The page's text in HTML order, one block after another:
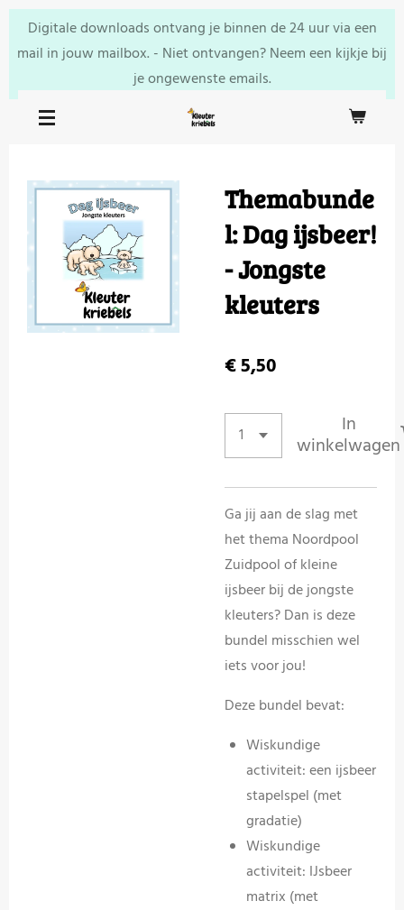
direct
de
hoofdinhoud
Digitale downloads ontvang je binnen de 24 uur via een
mail in jouw mailbox. - Niet ontvangen? Neem een kijkje bij
je ongewenste emails.
Themabunde
l: Dag ijsbeer!
- Jongste
kleuters
€ 5,50
In
winkelwagen
Ga jij aan de slag met
het thema Noordpool
Zuidpool of kleine
ijsbeer bij de jongste
kleuters? Dan is deze
bundel misschien wel
iets voor jou!
Deze bundel bevat:
Wiskundige
activiteit: een ijsbeer
stapelspel (met
gradatie)
Wiskundige
activiteit: IJsbeer
matrix (met